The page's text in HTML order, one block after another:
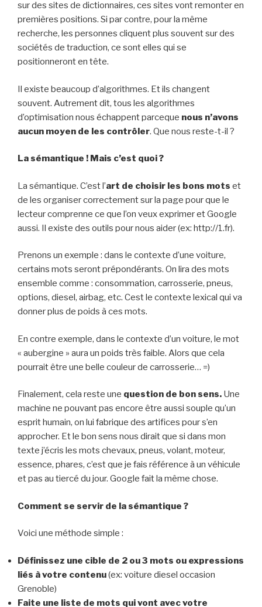
sur des sites de dictionnaires, ces sites vont remonter en
premières positions. Si par contre, pour la même
recherche, les personnes cliquent plus souvent sur des
sociétés de traduction, ce sont elles qui se
positionneront en tête.
Il existe beaucoup d’algorithmes. Et ils changent
souvent. Autrement dit, tous les algorithmes
d’optimisation nous échappent parceque nous n’avons
aucun moyen de les contrôler. Que nous reste-t-il ?
La sémantique ! Mais c’est quoi ?
La sémantique. C’est l’art de choisir les bons mots et
de les organiser correctement sur la page pour que le
lecteur comprenne ce que l’on veux exprimer et Google
aussi. Il existe des outils pour nous aider (ex: http://1.fr).
Prenons un exemple : dans le contexte d’une voiture,
certains mots seront prépondérants. On lira des mots
ensemble comme : consommation, carrosserie, pneus,
options, diesel, airbag, etc. Cest le contexte lexical qui va
donner plus de poids à ces mots.
En contre exemple, dans le contexte d’un voiture, le mot
« aubergine » aura un poids très faible. Alors que cela
pourrait être une belle couleur de carrosserie… =)
Finalement, cela reste une question de bon sens. Une
machine ne pouvant pas encore être aussi souple qu’un
esprit humain, on lui fabrique des artifices pour s’en
approcher. Et le bon sens nous dirait que si dans mon
texte j’écris les mots chevaux, pneus, volant, moteur,
essence, phares, c’est que je fais référence à un véhicule
et pas au tiercé du jour. Google fait la même chose.
Comment se servir de la sémantique ?
Voici une méthode simple :
Définissez une cible de 2 ou 3 mots ou expressions
liés à votre contenu(ex: voiture diesel occasion
Grenoble)
Faite une liste de mots qui vont avec votre